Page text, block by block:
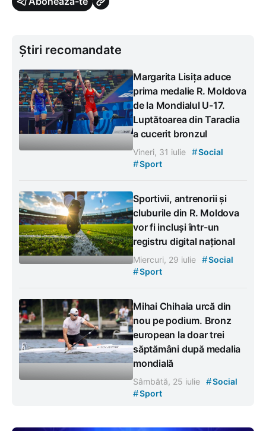
Știri recomandate
Margarita Lisița aduce
prima medalie R. Moldova
de la Mondialul U-17.
Luptătoarea din Taraclia
a cucerit bronzul
Vineri, 31 iulie #Social
#Sport
Sportivii, antrenorii și
cluburile din R. Moldova
vor fi incluși într-un
registru digital național
Miercuri, 29 iulie #Social
#Sport
Mihai Chihaia urcă din
nou pe podium. Bronz
european la doar trei
săptămâni după medalia
mondială
Sâmbătă, 25 iulie #Social
#Sport